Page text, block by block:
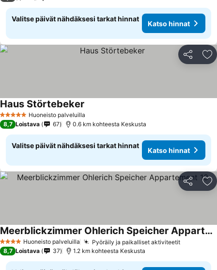
Valitse päivät nähdäksesi tarkat hinnat
Katso hinnat
Jaa
5 TähtiluokitusHuoneisto palveluilla
Haus Störtebeker
8,7 Loistava 67 0.6 km kohteesta Keskusta
Valitse päivät nähdäksesi tarkat hinnat
Katso hinnat
Jaa
4 TähtiluokitusHuoneisto palveluilla Pyöräily ja paikalliset aktiviteetitKatso
Meerblickzimmer Ohlerich Speicher Appartement 13
Katso hinnat
8,7 Loistava 37 1.2 km kohteesta Keskusta